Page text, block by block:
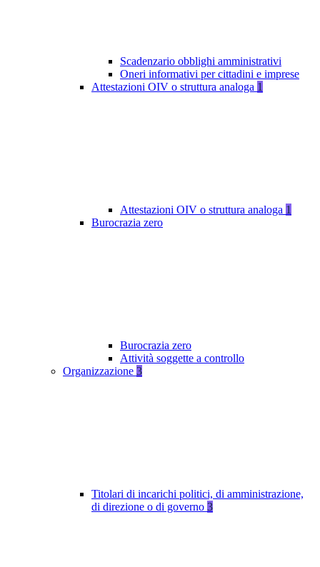
Scadenzario obblighi amministrativi
Oneri informativi per cittadini e imprese
Attestazioni OIV o struttura analoga 1
Attestazioni OIV o struttura analoga 1
Burocrazia zero
Burocrazia zero
Attività soggette a controllo
Organizzazione 3
Titolari di incarichi politici, di amministrazione,
di direzione o di governo 3